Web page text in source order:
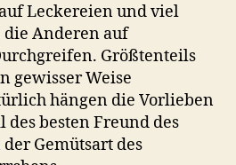
Leckereien und viel
Anderen auf
Größtenteils
gewisser Weise
hängen die Vorlieben
besten Freund des
Gemütsart des